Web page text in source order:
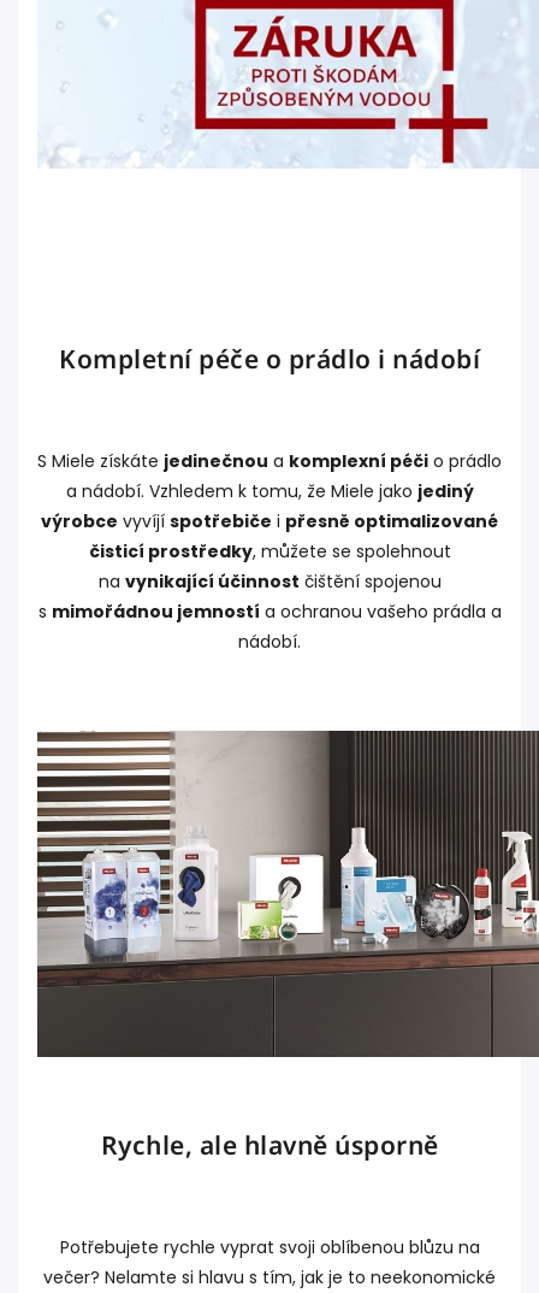
Kompletní péče o prádlo i nádobí
S Miele získáte jedinečnou a komplexní péči o prádlo
a nádobí. Vzhledem k tomu, že Miele jako jediný
výrobce vyvíjí spotřebiče i přesně optimalizované
čisticí prostředky, můžete se spolehnout
na vynikající účinnost čištění spojenou
s mimořádnou jemností a ochranou vašeho prádla a
nádobí.
Rychle, ale hlavně úsporně
Potřebujete rychle vyprat svoji oblíbenou blůzu na
večer? Nelamte si hlavu s tím, jak je to neekonomické